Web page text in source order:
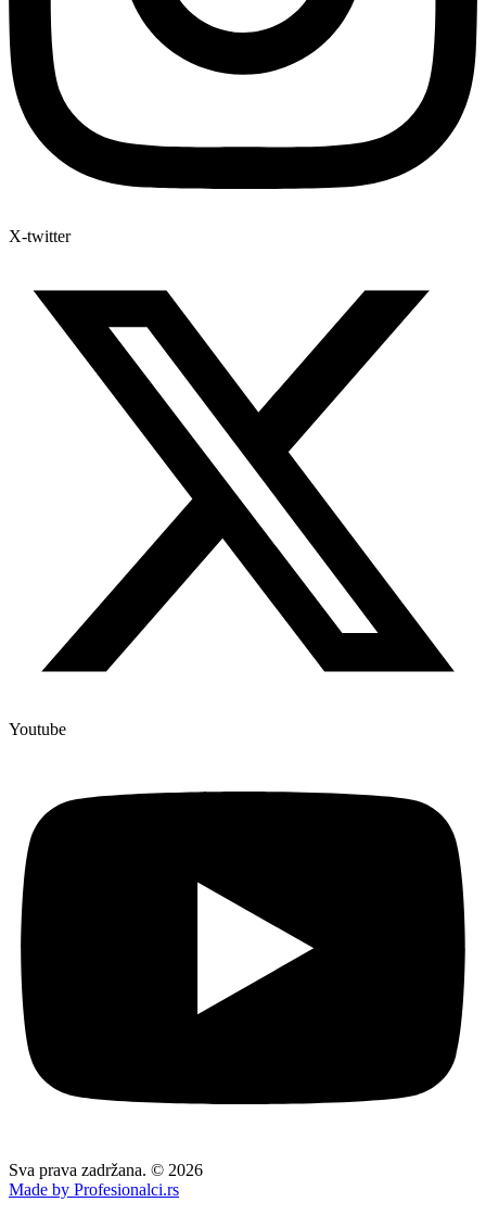
X-twitter
Youtube
Sva prava zadržana. © 2026
Made by Profesionalci.rs